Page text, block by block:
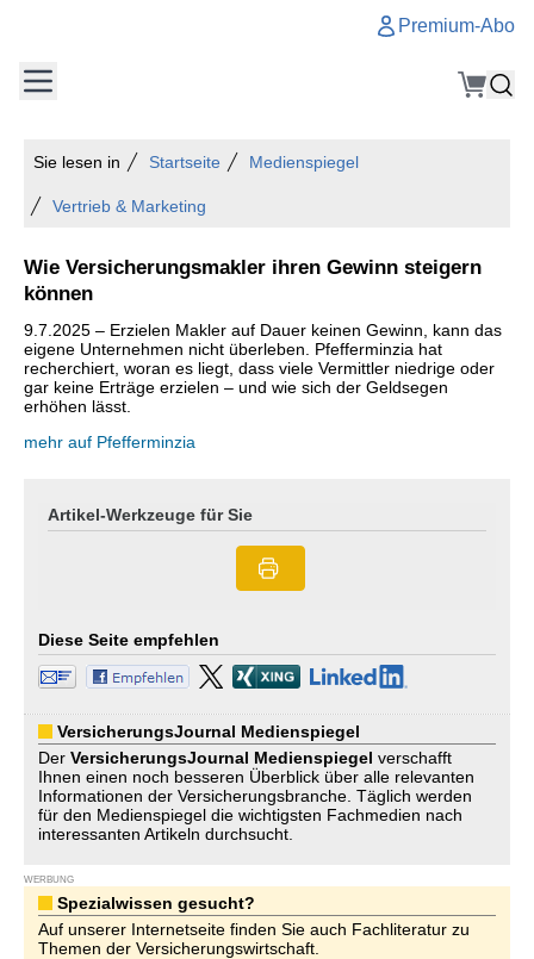
Premium-Abo
Sie lesen in Startseite Medienspiegel
Vertrieb & Marketing
Wie Versicherungsmakler ihren Gewinn steigern
können
9.7.2025 – Erzielen Makler auf Dauer keinen Gewinn, kann das
eigene Unternehmen nicht überleben. Pfefferminzia hat
recherchiert, woran es liegt, dass viele Vermittler niedrige oder
gar keine Erträge erzielen – und wie sich der Geldsegen
erhöhen lässt.
mehr auf Pfefferminzia
Artikel-Werkzeuge für Sie
Diese Seite empfehlen
VersicherungsJournal Medienspiegel
Der VersicherungsJournal Medienspiegel verschafft
Ihnen einen noch besseren Überblick über alle relevanten
Informationen der Versicherungsbranche. Täglich werden
für den Medienspiegel die wichtigsten Fachmedien nach
interessanten Artikeln durchsucht.
WERBUNG
Spezialwissen gesucht?
Auf unserer Internetseite finden Sie auch Fachliteratur zu
Themen der Versicherungswirtschaft.